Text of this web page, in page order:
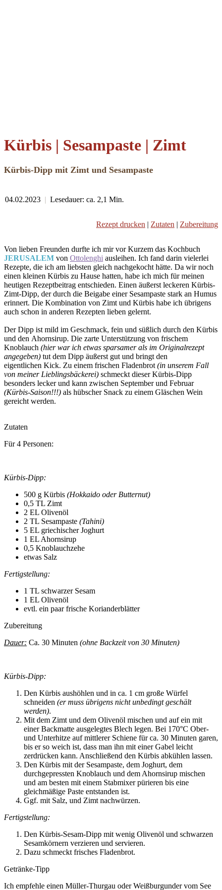
Kürbis | Sesampaste | Zimt
Kürbis-Dipp mit Zimt und Sesampaste
04.02.2023 Lesedauer: ca. 2,1 Min.
Rezept drucken Zutaten Zubereitung
Von lieben Freunden durfte ich mir vor Kurzem das Kochbuch
JERUSALEM von Ottolenghi ausleihen. Ich fand darin vielerlei
Rezepte, die ich am liebsten gleich nachgekocht hätte. Da wir noch
einen kleinen Kürbis zu Hause hatten, habe ich mich für meinen
heutigen Rezeptbeitrag entschieden. Einen äußerst leckeren Kürbis-
Zimt-Dipp, der durch die Beigabe einer Sesampaste stark an Humus
erinnert. Die Kombination von Zimt und Kürbis habe ich übrigens
auch schon in anderen Rezepten lieben gelernt.
Der Dipp ist mild im Geschmack, fein und süßlich durch den Kürbis
und den Ahornsirup. Die zarte Unterstützung von frischem
Knoblauch (hier war ich etwas sparsamer als im Originalrezept
angegeben) tut dem Dipp äußerst gut und bringt den
eigentlichen Kick. Zu einem frischen Fladenbrot(in unserem Fall
von meiner Lieblingsbäckerei) schmeckt dieser Kürbis-Dipp
besonders lecker und kann zwischen September und Februar
(Kürbis-Saison!!!) als hübscher Snack zu einem Gläschen Wein
gereicht werden.
Zutaten
Für 4 Personen:
Kürbis-Dipp:
500 g Kürbis (Hokkaido oder Butternut)
0,5 TL Zimt
2 EL Olivenöl
2 TL Sesampaste (Tahini)
5 EL griechischer Joghurt
1 EL Ahornsirup
0,5 Knoblauchzehe
etwas Salz
Fertigstellung:
1 TL schwarzer Sesam
1 EL Olivenöl
evtl. ein paar frische Korianderblätter
Zubereitung
Dauer: Ca. 30 Minuten (ohne Backzeit von 30 Minuten)
Kürbis-Dipp:
Den Kürbis aushöhlen und in ca. 1 cm große Würfel
schneiden (er muss übrigens nicht unbedingt geschält
werden).
Mit dem Zimt und dem Olivenöl mischen und auf ein mit
einer Backmatte ausgelegtes Blech legen. Bei 170°C Ober-
und Unterhitze auf mittlerer Schiene für ca. 30 Minuten garen,
bis er so weich ist, dass man ihn mit einer Gabel leicht
zerdrücken kann. Anschließend den Kürbis abkühlen lassen.
Den Kürbis mit der Sesampaste, dem Joghurt, dem
durchgepressten Knoblauch und dem Ahornsirup mischen
und am besten mit einem Stabmixer pürieren bis eine
gleichmäßige Paste entstanden ist.
Ggf. mit Salz, und Zimt nachwürzen.
Fertigstellung:
Den Kürbis-Sesam-Dipp mit wenig Olivenöl und schwarzen
Sesamkörnern verzieren und servieren.
Dazu schmeckt frisches Fladenbrot.
Getränke-Tipp
Ich empfehle einen Müller-Thurgau oder Weißburgunder vom See